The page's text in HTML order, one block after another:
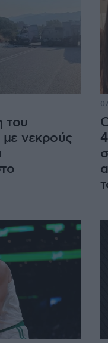
του
με νεκρούς